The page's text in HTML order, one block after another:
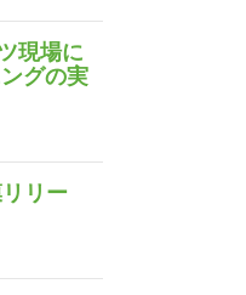
現場に
グの実
リー